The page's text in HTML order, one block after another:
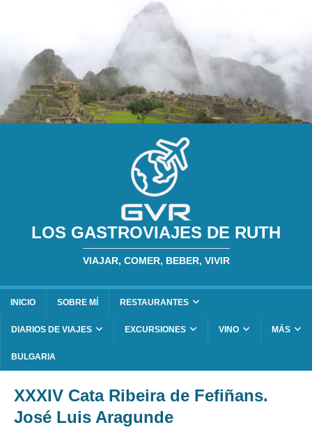
LOS GASTROVIAJES DE RUTH
VIAJAR, COMER, BEBER, VIVIR
INICIO SOBRE MÍ RESTAURANTES
DIARIOS DE VIAJES EXCURSIONES VINO MÁS
BULGARIA
XXXIV Cata Ribeira de Fefiñans.
José Luis Aragunde